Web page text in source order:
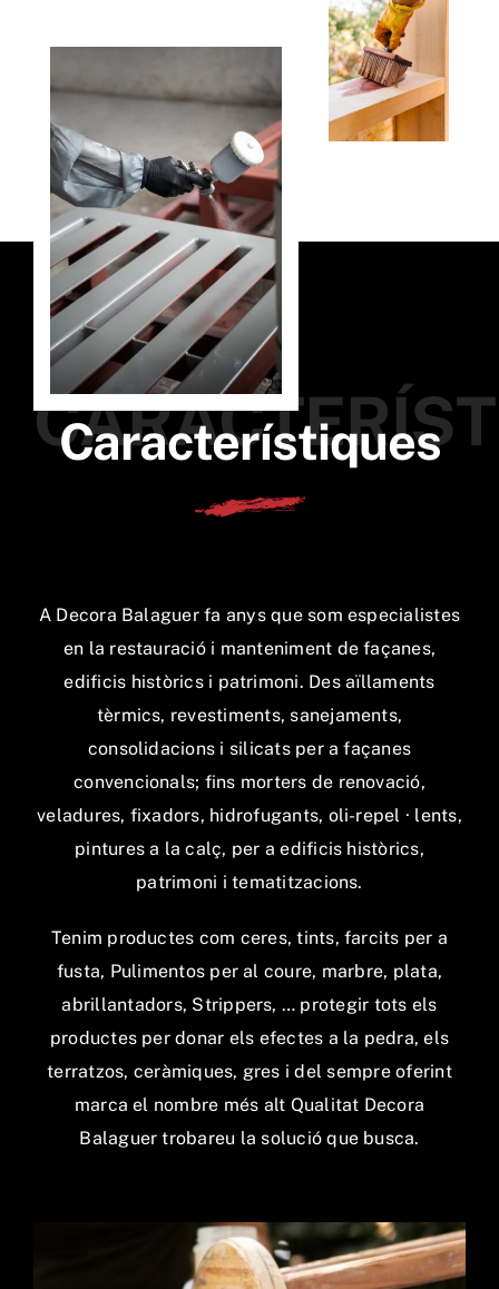
Característiques
A Decora Balaguer fa anys que som especialistes
en la restauració i manteniment de façanes,
edificis històrics i patrimoni. Des aïllaments
tèrmics, revestiments, sanejaments,
consolidacions i silicats per a façanes
convencionals; fins morters de renovació,
veladures, fixadors, hidrofugants, oli-repel · lents,
pintures a la calç, per a edificis històrics,
patrimoni i tematitzacions.
Tenim productes com ceres, tints, farcits per a
fusta, Pulimentos per al coure, marbre, plata,
abrillantadors, Strippers, … protegir tots els
productes per donar els efectes a la pedra, els
terratzos, ceràmiques, gres i del sempre oferint
marca el nombre més alt Qualitat Decora
Balaguer trobareu la solució que busca.